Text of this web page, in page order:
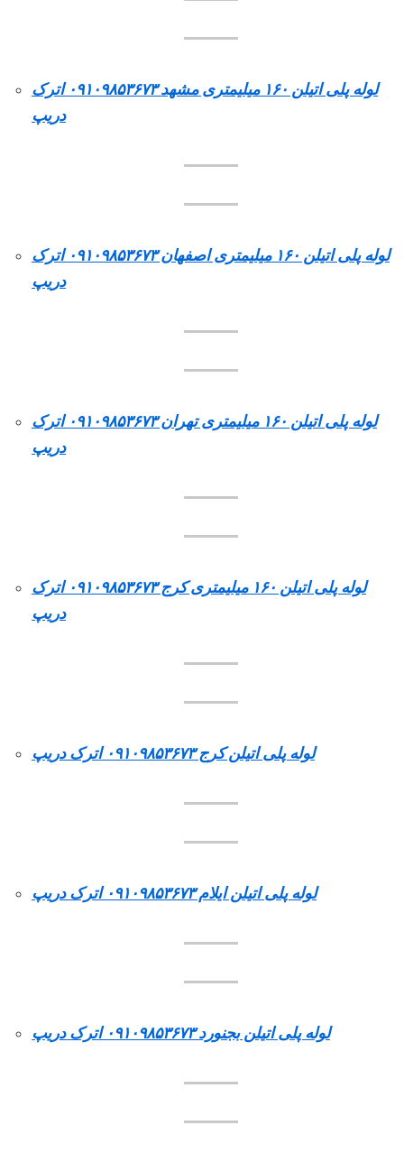
لوله پلی اتیلن ۱۶۰ میلیمتری مشهد ۰۹۱۰۹۸۵۳۶۷۳ اترک
دریپ
لوله پلی اتیلن ۱۶۰ میلیمتری اصفهان ۰۹۱۰۹۸۵۳۶۷۳ اترک
دریپ
لوله پلی اتیلن ۱۶۰ میلیمتری تهران ۰۹۱۰۹۸۵۳۶۷۳ اترک
دریپ
لوله پلی اتیلن ۱۶۰ میلیمتری کرج ۰۹۱۰۹۸۵۳۶۷۳ اترک
دریپ
لوله پلی اتیلن کرج ۰۹۱۰۹۸۵۳۶۷۳ اترک دریپ
لوله پلی اتیلن ایلام ۰۹۱۰۹۸۵۳۶۷۳ اترک دریپ
لوله پلی اتیلن بجنورد ۰۹۱۰۹۸۵۳۶۷۳ اترک دریپ